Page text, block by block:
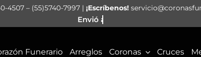
4507 – (55)5740-7997 | ¡Escríbenos!
Funerario Arreglos Coronas Cruces